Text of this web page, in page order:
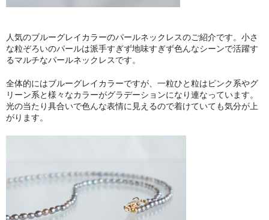
人気のブルーグレイカラーのパールネックレスのご紹介です。小さ
な粒ぞろいのパールは派手すぎず地味すぎず色んなシーンで活躍す
るマルチなパールネックレスです。
全体的にはブルーグレイカラーですが、一粒ひと粒はピンク系やグ
リーン系と様々なカラーがグラデーションになり連なっています。
光の当たり具合いで色んな表情に見えるので着けていても気分が上
がります。